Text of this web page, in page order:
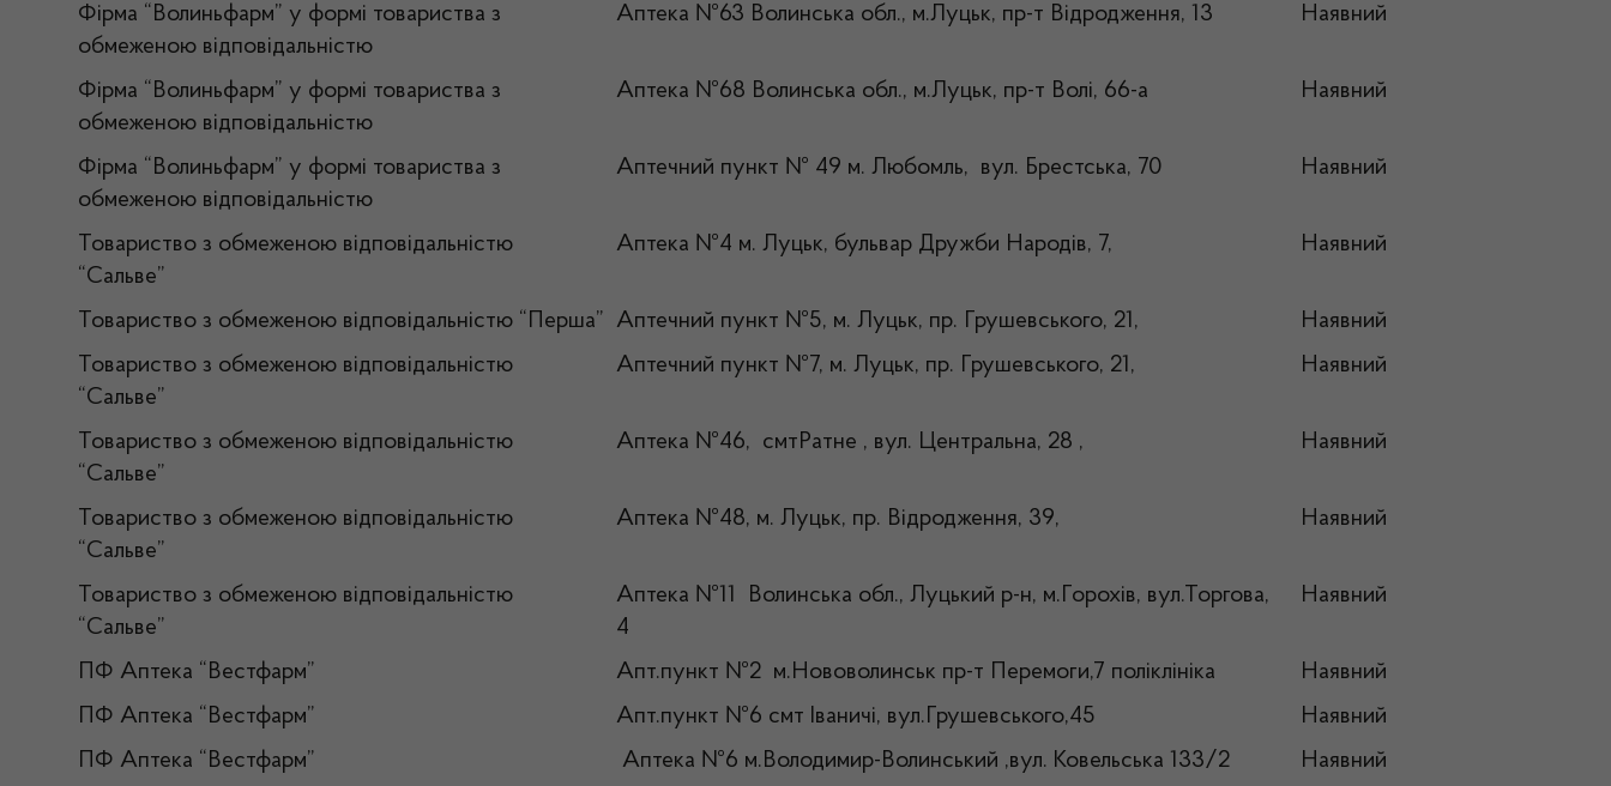
Фірма “Волиньфарм” у формі товариства з
обмеженою відповідальністю
Аптека №63 Волинська обл., м.Луцьк, пр-т Відродження, 13 Наявний
Фірма “Волиньфарм” у формі товариства з
обмеженою відповідальністю
Аптека №68 Волинська обл., м.Луцьк, пр-т Волі, 66-а Наявний
Фірма “Волиньфарм” у формі товариства з
обмеженою відповідальністю
Аптечний пункт № 49 м. Любомль, вул. Брестська, 70 Наявний
Товариство з обмеженою відповідальністю
“Сальве”
Аптека №4 м. Луцьк, бульвар Дружби Народів, 7, Наявний
Товариство з обмеженою відповідальністю “Перша” Аптечний пункт №5, м. Луцьк, пр. Грушевського, 21,
Наявний
Товариство з обмеженою відповідальністю
“Сальве”
Аптечний пункт №7, м. Луцьк, пр. Грушевського, 21, Наявний
Товариство з обмеженою відповідальністю
“Сальве”
Аптека №46, смтРатне , вул. Центральна, 28 , Наявний
Товариство з обмеженою відповідальністю
“Сальве”
Аптека №48, м. Луцьк, пр. Відродження, 39, Наявний
Товариство з обмеженою відповідальністю
“Сальве”
Аптека №11 Волинська обл., Луцький р-н, м.Горохів, вул.Торгова,
4
Наявний
ПФ Аптека “Вестфарм” Апт.пункт №2 м.Нововолинськ пр-т Перемоги,7 поліклініка
Наявний
ПФ Аптека “Вестфарм”
Апт.пункт №6 смт Іваничі, вул.Грушевського,45
Наявний
ПФ Аптека “Вестфарм”
Аптека №6 м.Володимир-Волинський ,вул. Ковельська 133/2
Наявний